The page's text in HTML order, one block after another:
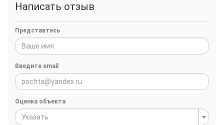
Написать отзыв
Представтесь
Введите email
Оценка объекта
Указать